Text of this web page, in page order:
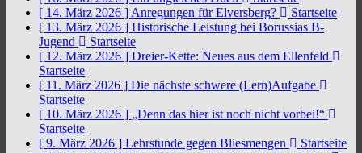
[ 14. März 2026 ] Anregungen für Elversberg?
Startseite
[ 13. März 2026 ] Historische Leistung bei Borussias B-
Jugend
Startseite
[ 12. März 2026 ] Dreier-Kette: Neues aus dem Ellenfeld
Startseite
[ 11. März 2026 ] Die nächste schwere (Lern)Aufgabe
Startseite
[ 10. März 2026 ] „Denn das hier ist noch nicht vorbei!“
Startseite
[ 9. März 2026 ] Lehrstunde gegen Bliesmengen
Startseite